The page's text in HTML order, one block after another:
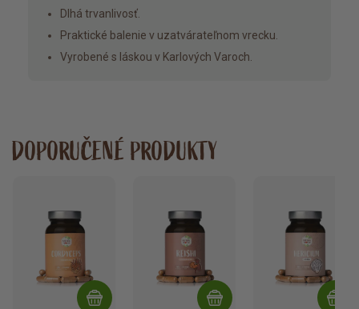
Dlhá trvanlivosť.
Praktické balenie v uzatvárateľnom vrecku.
Vyrobené s láskou v Karlových Varoch.
DOPORUČENÉ PRODUKTY